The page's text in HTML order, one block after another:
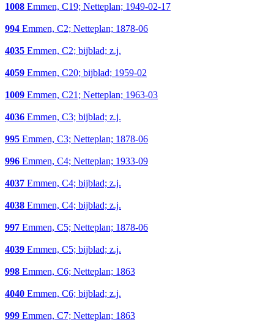
1008 Emmen, C19; Netteplan; 1949-02-17
994 Emmen, C2; Netteplan; 1878-06
4035 Emmen, C2; bijblad; z.j.
4059 Emmen, C20; bijblad; 1959-02
1009 Emmen, C21; Netteplan; 1963-03
4036 Emmen, C3; bijblad; z.j.
995 Emmen, C3; Netteplan; 1878-06
996 Emmen, C4; Netteplan; 1933-09
4037 Emmen, C4; bijblad; z.j.
4038 Emmen, C4; bijblad; z.j.
997 Emmen, C5; Netteplan; 1878-06
4039 Emmen, C5; bijblad; z.j.
998 Emmen, C6; Netteplan; 1863
4040 Emmen, C6; bijblad; z.j.
999 Emmen, C7; Netteplan; 1863